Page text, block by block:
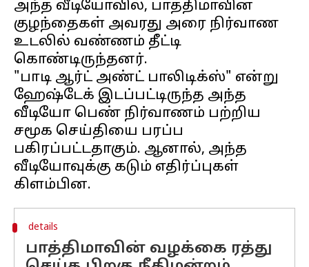
அந்த வீடியோவில், பாத்திமாவின்
குழந்தைகள் அவரது அரை நிர்வாண
உடலில் வண்ணம் தீட்டி
கொண்டிருந்தனர்.
"பாடி ஆர்ட் அண்ட் பாலிடிக்ஸ்" என்று
ஹேஷ்டேக் இடப்பட்டிருந்த அந்த
வீடியோ பெண் நிர்வாணம் பற்றிய
சமூக செய்தியை பரப்ப
பகிரப்பட்டதாகும். ஆனால், அந்த
வீடியோவுக்கு கடும் எதிர்ப்புகள்
details
பாத்திமாவின் வழக்கை ரத்து